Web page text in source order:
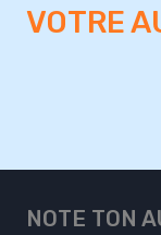
VOTRE
NOTE TON